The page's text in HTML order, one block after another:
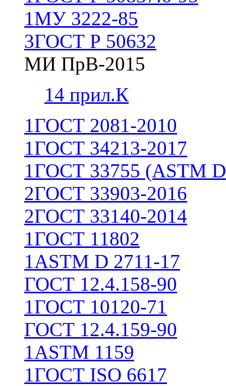
1МУ 3222-85
3ГОСТ Р 50632
МИ ПрВ-2015
14 прил.К
1ГОСТ 2081-2010
1ГОСТ 34213-2017
1ГОСТ 33755 (ASTM
2ГОСТ 33903-2016
2ГОСТ 33140-2014
1ГОСТ 11802
1ASTM D 2711-17
ГОСТ 12.4.158-90
1ГОСТ 10120-71
ГОСТ 12.4.159-90
1ASTM 1159
1ГОСТ ISO 6617